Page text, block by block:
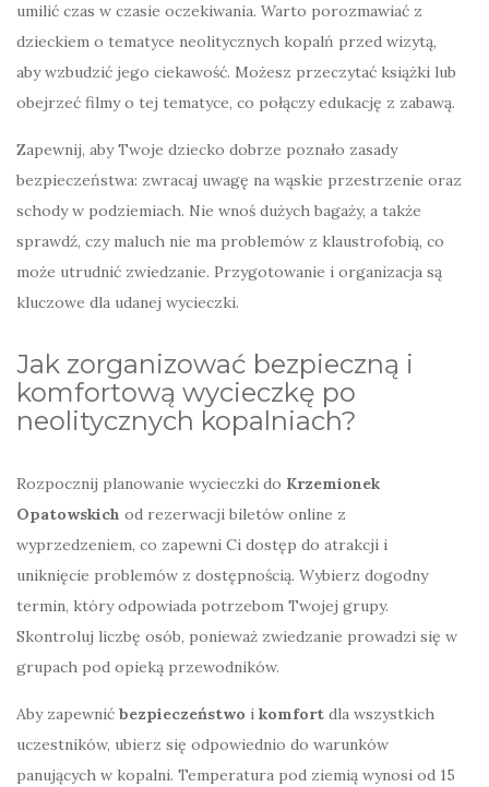
umilić czas w czasie oczekiwania. Warto porozmawiać z
dzieckiem o tematyce neolitycznych kopalń przed wizytą,
aby wzbudzić jego ciekawość. Możesz przeczytać książki lub
obejrzeć filmy o tej tematyce, co połączy edukację z zabawą.
Zapewnij, aby Twoje dziecko dobrze poznało zasady
bezpieczeństwa: zwracaj uwagę na wąskie przestrzenie oraz
schody w podziemiach. Nie wnoś dużych bagaży, a także
sprawdź, czy maluch nie ma problemów z klaustrofobią, co
może utrudnić zwiedzanie. Przygotowanie i organizacja są
kluczowe dla udanej wycieczki.
Jak zorganizować bezpieczną i
komfortową wycieczkę po
neolitycznych kopalniach?
Rozpocznij planowanie wycieczki do Krzemionek
Opatowskich od rezerwacji biletów online z
wyprzedzeniem, co zapewni Ci dostęp do atrakcji i
uniknięcie problemów z dostępnością. Wybierz dogodny
termin, który odpowiada potrzebom Twojej grupy.
Skontroluj liczbę osób, ponieważ zwiedzanie prowadzi się w
grupach pod opieką przewodników.
Aby zapewnić bezpieczeństwo i komfort dla wszystkich
uczestników, ubierz się odpowiednio do warunków
panujących w kopalni. Temperatura pod ziemią wynosi od 15